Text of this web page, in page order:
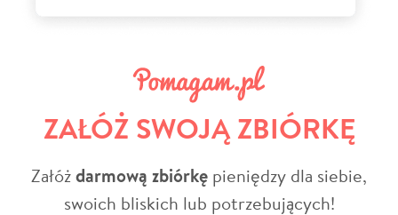
ZAŁÓŻ SWOJĄ ZBIÓRKĘ
Załóżdarmową zbiórkę pieniędzy dla siebie,
swoich bliskich lub potrzebujących!